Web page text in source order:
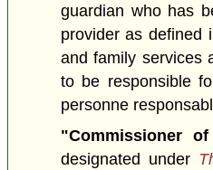
guardian who has
provider as defined
and family services
to be responsible
personne
"Commissioner
designated under